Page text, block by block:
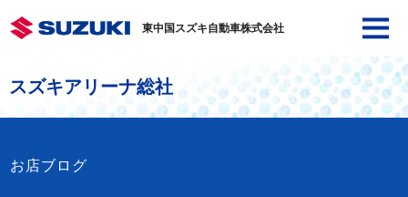
東中国スズキ自動車株式会社
スズキアリーナ総社
お店ブログ